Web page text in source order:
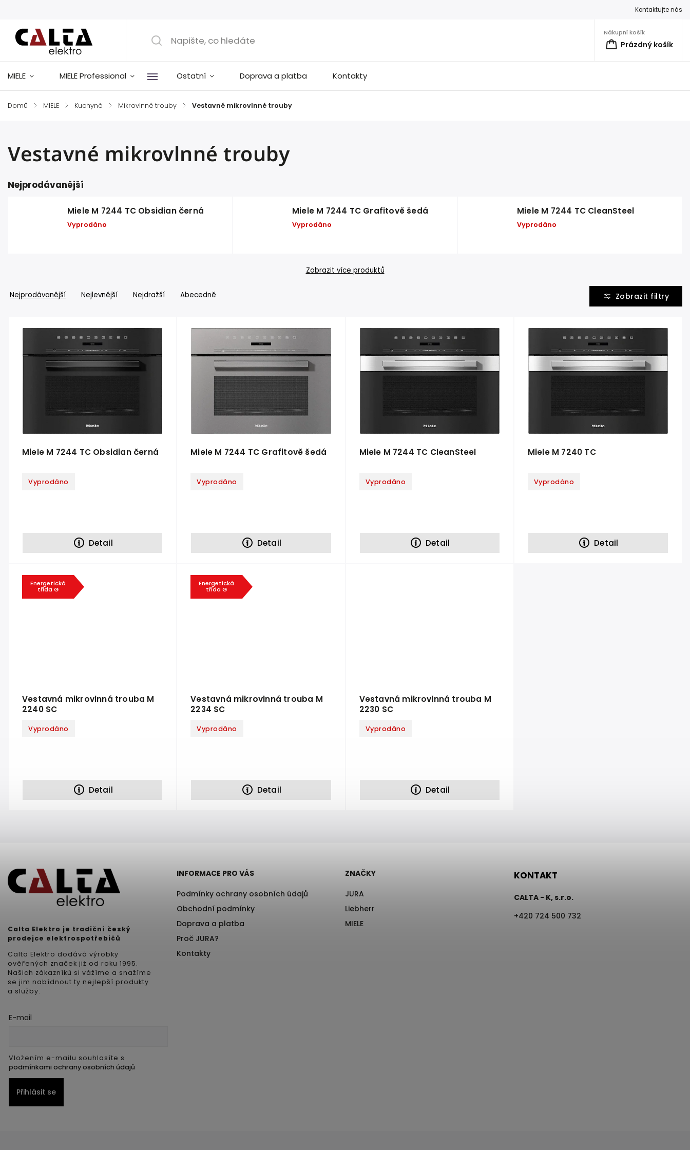
Kontaktujte nás
Nákupní košík
Prázdný košík
MIELE MIELE Professional Ostatní Doprava a platba Kontakty
Domů / MIELE / Kuchyně / Mikrovlnné trouby / Vestavné mikrovlnné trouby
Vestavné mikrovlnné trouby
Nejprodávanější
Miele M 7244 TC Obsidian černá
Vyprodáno
Miele M 7244 TC Grafitově šedá
Vyprodáno
Miele M 7244 TC CleanSteel
Vyprodáno
Zobrazit více produktů
Nejprodávanější Nejlevnější Nejdražší Abecedně
Miele M 7244 TC Obsidian černá
Vyprodáno
Detail
Miele M 7244 TC Grafitově šedá
Vyprodáno
Detail
Miele M 7244 TC CleanSteel
Vyprodáno
Detail
Miele M 7240 TC
Vyprodáno
Detail
Energetická
třída G
Vestavná mikrovlnná trouba M
2240 SC
Vyprodáno
Detail
Energetická
třída G
Vestavná mikrovlnná trouba M
2234 SC
Vyprodáno
Detail
Vestavná mikrovlnná trouba M
2230 SC
Vyprodáno
Detail
Calta Elektro je tradiční český
prodejce elektrospotřebičů
Calta Elektro dodává výrobky
ověřených značek již od roku 1995.
Našich zákazníků si vážíme a snažíme
se jim nabídnout ty nejlepší produkty
a služby.
INFORMACE PRO VÁS
Podmínky ochrany osobních údajů
Obchodní podmínky
Doprava a platba
Proč JURA?
Kontakty
ZNAČKY
JURA
Liebherr
MIELE
KONTAKT
CALTA - K, s.r.o.
+420 724 500 732
E-mail
Vložením e-mailu souhlasíte s
podmínkami ochrany osobních údajů
Přihlásit se